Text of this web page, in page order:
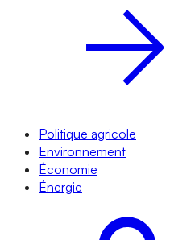
Politique agricole
Environnement
Économie
Énergie